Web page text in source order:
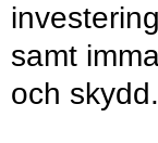
samt
och skydd.